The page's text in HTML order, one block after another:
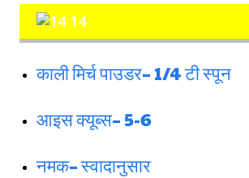
काली मिर्च पाउडर– 1/4 टी स्पून
आइस क्यूब्स– 5-6
नमक– स्वादानुसार